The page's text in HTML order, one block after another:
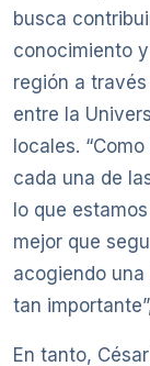
busca
conocimiento
región a
entre la
locales.
cada una de
lo que
mejor que
acogiendo
tan
En tanto,